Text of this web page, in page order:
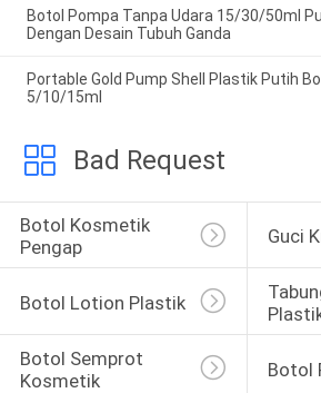
Botol Pompa Tanpa Udara 15/30/50ml
Dengan Desain Tubuh Ganda
Portable Gold Pump Shell Plastik Putih
5/10/15ml
Bad Request
Botol Kosmetik
Pengap
Guci
Botol Lotion Plastik
Botol Semprot
Kosmetik
Botol